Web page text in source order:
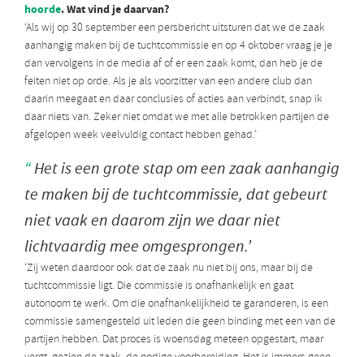
hoorde. Wat vind je daarvan?
‘Als wij op 30 september een persbericht uitsturen dat we de zaak
aanhangig maken bij de tuchtcommissie en op 4 oktober vraag je je
dan vervolgens in de media af of er een zaak komt, dan heb je de
feiten niet op orde. Als je als voorzitter van een andere club dan
daarin meegaat en daar conclusies of acties aan verbindt, snap ik
daar niets van. Zeker niet omdat we met alle betrokken partijen de
afgelopen week veelvuldig contact hebben gehad.’
Het is een grote stap om een zaak aanhangig
te maken bij de tuchtcommissie, dat gebeurt
niet vaak en daarom zijn we daar niet
lichtvaardig mee omgesprongen.’
‘Zij weten daardoor ook dat de zaak nu niet bij ons, maar bij de
tuchtcommissie ligt. Die commissie is onafhankelijk en gaat
autonoom te werk. Om die onafhankelijkheid te garanderen, is een
commissie samengesteld uit leden die geen binding met een van de
partijen hebben. Dat proces is woensdag meteen opgestart, maar